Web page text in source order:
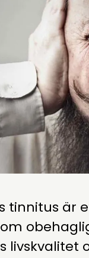
tinnitus är
livskvalitet